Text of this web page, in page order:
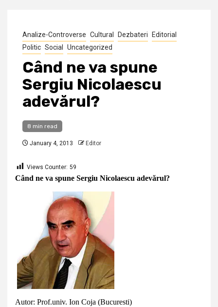
Analize-Controverse Cultural Dezbateri
Editorial
Politic Social Uncategorized
Când ne va spune
Sergiu Nicolaescu
adevărul?
8 min read
January 4, 2013 Editor
Views Counter: 59
Când ne va spune Sergiu Nicolaescu adevărul?
Autor: Prof.univ. Ion Coja (Bucuresti)